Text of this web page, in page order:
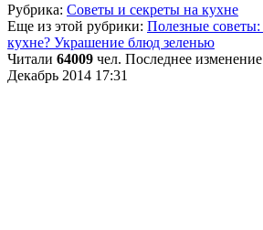
Рубрика: Советы и секреты на кухне
Еще из этой рубрики: Полезные советы:
кухне? Украшение блюд зеленью
Читали 64009 чел. Последнее
Декабрь 2014 17:31